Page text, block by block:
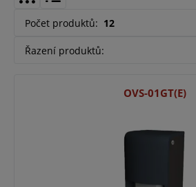
Počet produktů: 12
Řazení produktů:
OVS-01GT(E)